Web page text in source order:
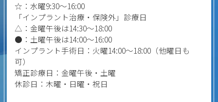
☆：水曜9:30～16:00
「インプラント治療・保険外」診療日
△：金曜午後は14:30～18:00
●：土曜午後は14:00～16:00
インプラント手術日：火曜14:00～18:00（他曜日も
可）
矯正診療日：金曜午後・土曜
休診日：木曜・日曜・祝日